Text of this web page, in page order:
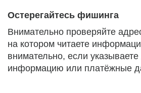
Остерегайтесь фишинга
Внимательно проверяйте
на котором читаете
внимательно, если
информацию или платёжные